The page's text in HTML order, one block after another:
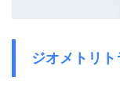
ジオメトリ